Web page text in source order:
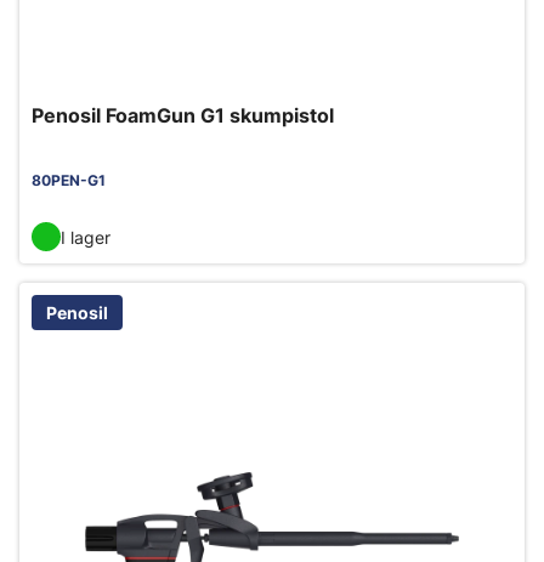
Penosil FoamGun G1 skumpistol
80PEN-G1
I lager
Penosil